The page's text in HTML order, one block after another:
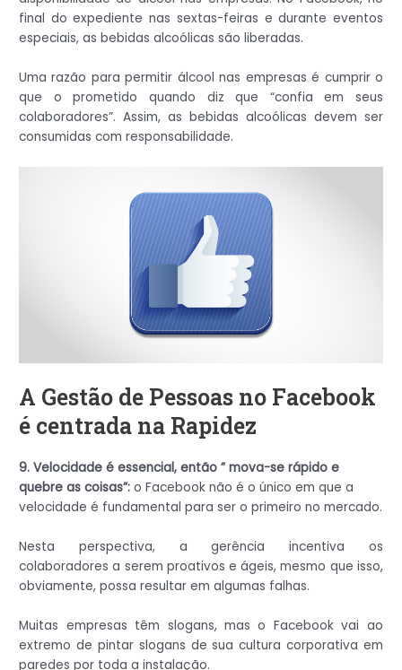
final do expediente nas sextas-feiras e durante eventos
especiais, as bebidas alcoólicas são liberadas.
Uma razão para permitir álcool nas empresas é cumprir o
que o prometido quando diz que “confia em seus
colaboradores”. Assim, as bebidas alcoólicas devem ser
consumidas com responsabilidade.
A Gestão de Pessoas no Facebook
é centrada na Rapidez
9. Velocidade é essencial, então ” mova-se rápido e
quebre as coisas”: o Facebook não é o único em que a
velocidade é fundamental para ser o primeiro no mercado.
Nesta perspectiva, a gerência incentiva os
colaboradores a serem proativos e ágeis, mesmo que isso,
obviamente, possa resultar em algumas falhas.
Muitas empresas têm slogans, mas o Facebook vai ao
extremo de pintar slogans de sua cultura corporativa em
paredes por toda a instalação.